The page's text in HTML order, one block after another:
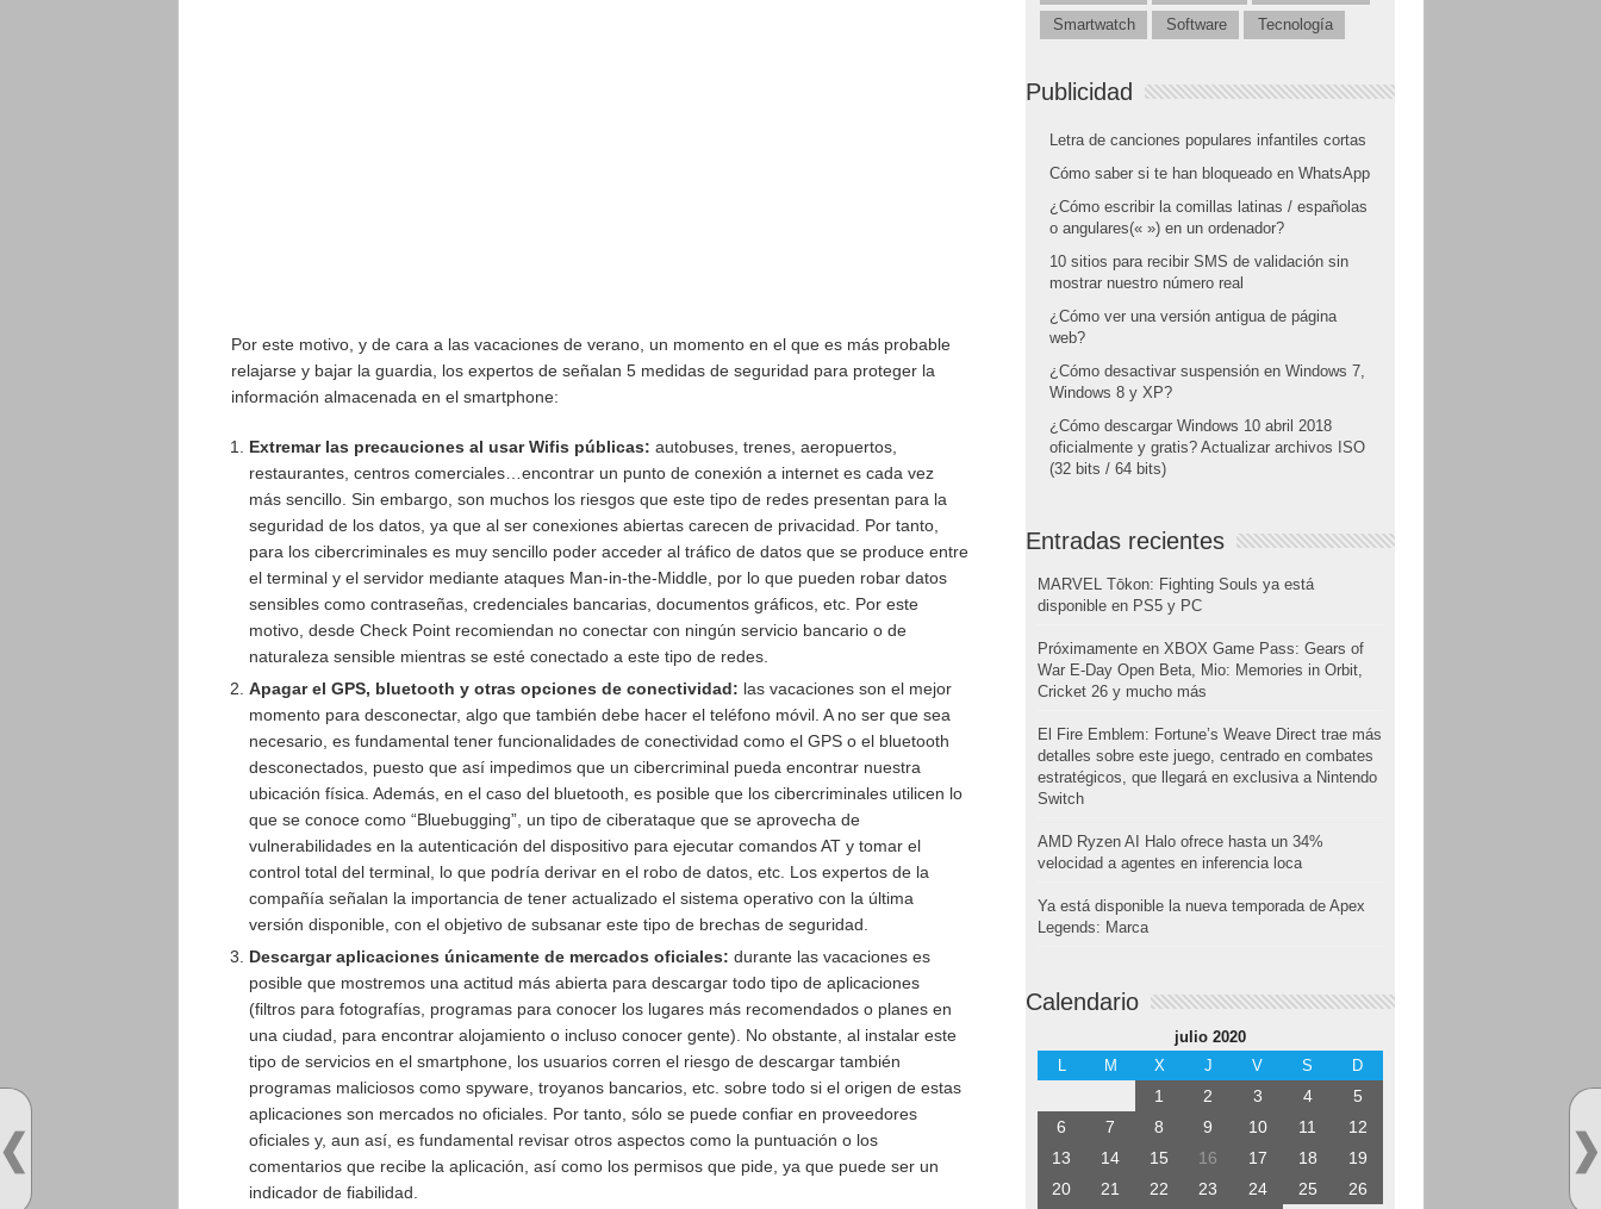
Por este motivo, y de cara a las vacaciones de verano, un momento en el que es más probable
relajarse y bajar la guardia, los expertos de señalan 5 medidas de seguridad para proteger la
información almacenada en el smartphone:
Extremar las precauciones al usar Wifis públicas: autobuses, trenes, aeropuertos,
restaurantes, centros comerciales…encontrar un punto de conexión a internet es cada vez
más sencillo. Sin embargo, son muchos los riesgos que este tipo de redes presentan para la
seguridad de los datos, ya que al ser conexiones abiertas carecen de privacidad. Por tanto,
para los cibercriminales es muy sencillo poder acceder al tráfico de datos que se produce entre
el terminal y el servidor mediante ataques Man-in-the-Middle, por lo que pueden robar datos
sensibles como contraseñas, credenciales bancarias, documentos gráficos, etc. Por este
motivo, desde Check Point recomiendan no conectar con ningún servicio bancario o de
naturaleza sensible mientras se esté conectado a este tipo de redes.
Apagar el GPS, bluetooth y otras opciones de conectividad: las vacaciones son el mejor
momento para desconectar, algo que también debe hacer el teléfono móvil. A no ser que sea
necesario, es fundamental tener funcionalidades de conectividad como el GPS o el bluetooth
desconectados, puesto que así impedimos que un cibercriminal pueda encontrar nuestra
ubicación física. Además, en el caso del bluetooth, es posible que los cibercriminales utilicen lo
que se conoce como “Bluebugging”, un tipo de ciberataque que se aprovecha de
vulnerabilidades en la autenticación del dispositivo para ejecutar comandos AT y tomar el
control total del terminal, lo que podría derivar en el robo de datos, etc. Los expertos de la
compañía señalan la importancia de tener actualizado el sistema operativo con la última
versión disponible, con el objetivo de subsanar este tipo de brechas de seguridad.
Descargar aplicaciones únicamente de mercados oficiales: durante las vacaciones es
posible que mostremos una actitud más abierta para descargar todo tipo de aplicaciones
(filtros para fotografías, programas para conocer los lugares más recomendados o planes en
una ciudad, para encontrar alojamiento o incluso conocer gente). No obstante, al instalar este
tipo de servicios en el smartphone, los usuarios corren el riesgo de descargar también
programas maliciosos como spyware, troyanos bancarios, etc. sobre todo si el origen de estas
aplicaciones son mercados no oficiales. Por tanto, sólo se puede confiar en proveedores
oficiales y, aun así, es fundamental revisar otros aspectos como la puntuación o los
comentarios que recibe la aplicación, así como los permisos que pide, ya que puede ser un
indicador de fiabilidad.
Smartwatch
Software Tecnología
Publicidad
Letra de canciones populares infantiles cortas
Cómo saber si te han bloqueado en WhatsApp
¿Cómo escribir la comillas latinas / españolas
o angulares(« ») en un ordenador?
10 sitios para recibir SMS de validación sin
mostrar nuestro número real
¿Cómo ver una versión antigua de página
web?
¿Cómo desactivar suspensión en Windows 7,
Windows 8 y XP?
¿Cómo descargar Windows 10 abril 2018
oficialmente y gratis? Actualizar archivos ISO
(32 bits / 64 bits)
Entradas recientes
MARVEL Tōkon: Fighting Souls ya está
disponible en PS5 y PC
Próximamente en XBOX Game Pass: Gears of
War E-Day Open Beta, Mio: Memories in Orbit,
Cricket 26 y mucho más
El Fire Emblem: Fortune’s Weave Direct trae más
detalles sobre este juego, centrado en combates
estratégicos, que llegará en exclusiva a Nintendo
Switch
AMD Ryzen AI Halo ofrece hasta un 34%
velocidad a agentes en inferencia loca
Ya está disponible la nueva temporada de Apex
Legends: Marca
Calendario
julio 2020
L
M X J V S D
1 2 3 4
5
6
7 8 9 10 11
12
13
14 15 16 17 18
19
20
21 22 23 24 25
26